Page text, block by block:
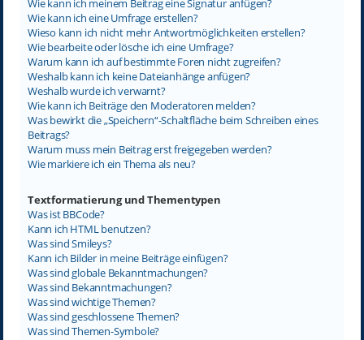
Wie kann ich meinem Beitrag eine Signatur anfügen?
Wie kann ich eine Umfrage erstellen?
Wieso kann ich nicht mehr Antwortmöglichkeiten erstellen?
Wie bearbeite oder lösche ich eine Umfrage?
Warum kann ich auf bestimmte Foren nicht zugreifen?
Weshalb kann ich keine Dateianhänge anfügen?
Weshalb wurde ich verwarnt?
Wie kann ich Beiträge den Moderatoren melden?
Was bewirkt die „Speichern“-Schaltfläche beim Schreiben eines
Beitrags?
Warum muss mein Beitrag erst freigegeben werden?
Wie markiere ich ein Thema als neu?
Textformatierung und Thementypen
Was ist BBCode?
Kann ich HTML benutzen?
Was sind Smileys?
Kann ich Bilder in meine Beiträge einfügen?
Was sind globale Bekanntmachungen?
Was sind Bekanntmachungen?
Was sind wichtige Themen?
Was sind geschlossene Themen?
Was sind Themen-Symbole?